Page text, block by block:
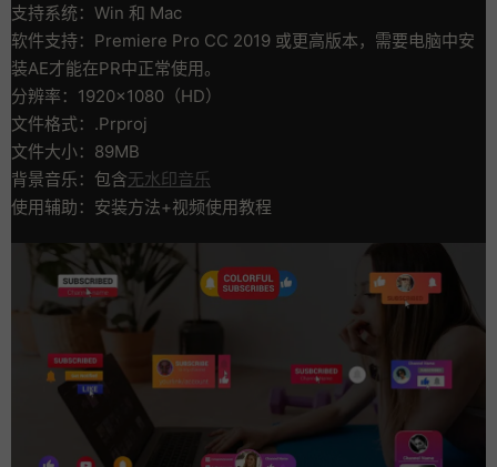
支持系统：Win 和 Mac
软件支持：Premiere Pro CC 2019 或更高版本，需要电脑中安
装AE才能在PR中正常使用。
分辨率：1920×1080（HD）
文件格式：.Prproj
文件大小：89MB
背景音乐：包含无水印音乐
使用辅助：安装方法+视频使用教程